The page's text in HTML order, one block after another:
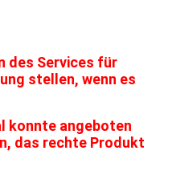
des Services für
stellen, wenn es
konnte angeboten
das rechte Produkt